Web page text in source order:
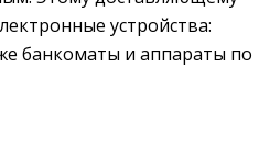
устройства:
банкоматы и аппараты по